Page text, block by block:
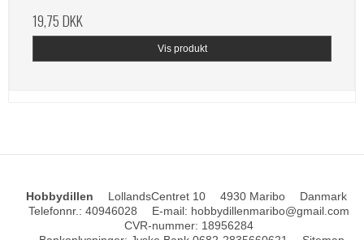
19,75 DKK
Vis produkt
Hobbydillen LollandsCentret 10 4930 Maribo
Danmark
Telefonnr. : 40946028 E-mail: hobbydillenmaribo@gmail.com
CVR-nummer: 18956284